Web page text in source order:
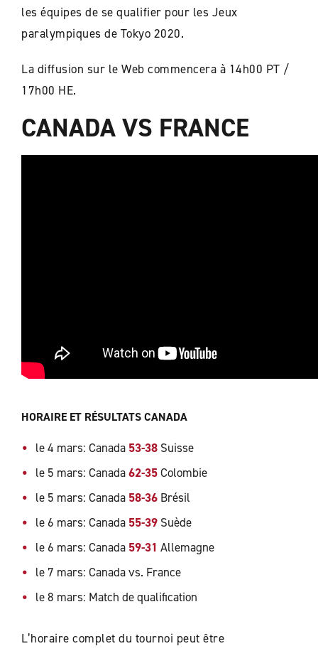
les équipes de se qualifier pour les Jeux
paralympiques de Tokyo 2020.
La diffusion sur le Web commencera à 14h00 PT /
17h00 HE.
CANADA VS FRANCE
HORAIRE ET RÉSULTATS CANADA
le 4 mars: Canada 53-38 Suisse
le 5 mars: Canada62-35Colombie
le 5 mars: Canada 58-36 Brésil
le 6 mars: Canada 55-39 Suède
le 6 mars: Canada 59-31 Allemagne
le 7 mars: Canada vs. France
le 8 mars: Match de qualification
L’horaire complet du tournoi peut être